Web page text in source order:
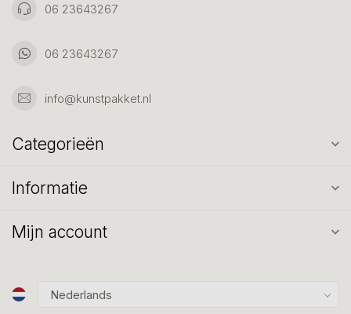
06 23643267
06 23643267
info@kunstpakket.nl
Categorieën
Informatie
Mijn account